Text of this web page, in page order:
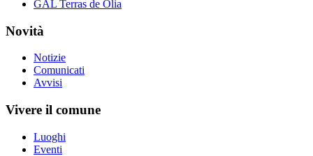
GAL Terras de Olia
Novità
Notizie
Comunicati
Avvisi
Vivere il comune
Luoghi
Eventi